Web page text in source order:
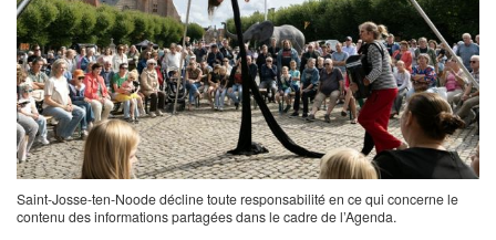
Saint-Josse-ten-Noode décline toute responsabilité en ce qui concerne le
contenu des informations partagées dans le cadre de l’Agenda.